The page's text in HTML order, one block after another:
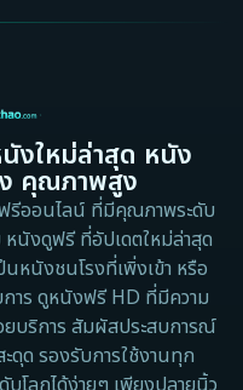
งใหม่ล่าสุด หนัง
คุณภาพสูง
รีออนไลน์ ที่มีคุณภาพระดับ
หนังดูฟรี ที่อัปเดตใหม่ล่าสุด
หนังชนโรงที่เพิ่งเข้า หรือ
การ ดูหนังฟรี HD ที่มีความ
ยบริการ สัมผัสประสบการณ์
ดุด รองรับการใช้งานทุก